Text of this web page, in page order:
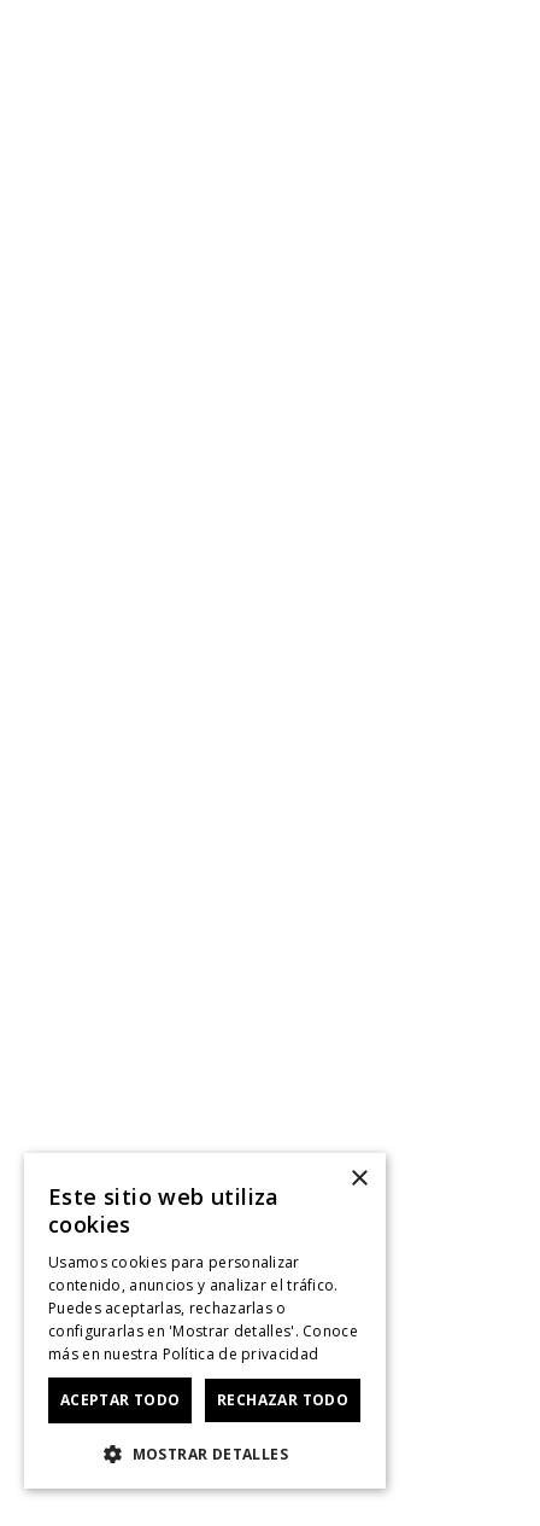
×
Este sitio web utiliza
cookies
Usamos cookies para personalizar
contenido, anuncios y analizar el tráfico.
Puedes aceptarlas, rechazarlas o
configurarlas en 'Mostrar detalles'. Conoce
más en nuestra Política de privacidad
ACEPTAR TODO RECHAZAR TODO
MOSTRAR DETALLES